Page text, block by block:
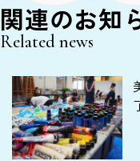
関連のお知
Related news